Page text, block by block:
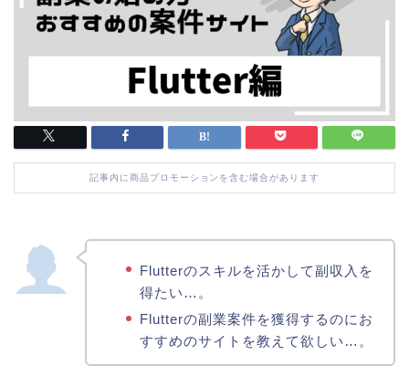
記事内に商品プロモーションを含む場合があります
Flutterのスキルを活かして副収入を
得たい…。
Flutterの副業案件を獲得するのにお
すすめのサイトを教えて欲しい…。